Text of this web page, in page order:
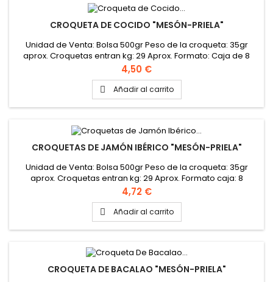
CROQUETA DE COCIDO "MESÓN-PRIELA"
Unidad de Venta: Bolsa 500gr Peso de la croqueta: 35gr
aprox. Croquetas entran kg: 29 Aprox. Formato: Caja de 8
bolsas de 500gr Peso de la Caja: 4 kg PINCHAR AQUÍ PARA
VER FICHA TÉCNICA
Precio
4,50 €
 Añadir al carrito
CROQUETAS DE JAMÓN IBÉRICO "MESÓN-PRIELA"
Unidad de Venta: Bolsa 500gr Peso de la croqueta: 35gr
aprox. Croquetas entran kg: 29 Aprox. Formato caja: 8
bolsas de 500gr Peso de la Caja: 4 kg PINCHAR AQUÍ PARA
VER FICHA TÉCNICA
Precio
4,72 €
 Añadir al carrito
CROQUETA DE BACALAO "MESÓN-PRIELA"